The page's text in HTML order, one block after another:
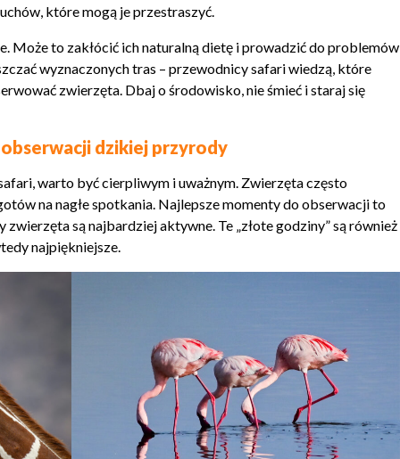
które mogą je przestraszyć.
Może to zakłócić ich naturalną dietę i prowadzić do problemów
wyznaczonych tras – przewodnicy safari wiedzą, które
zwierzęta. Dbaj o środowisko, nie śmieć i staraj się
dzikiej przyrody
warto być cierpliwym i uważnym. Zwierzęta często
na nagłe spotkania. Najlepsze momenty do obserwacji to
zwierzęta są najbardziej aktywne. Te „złote godziny” są również
najpiękniejsze.